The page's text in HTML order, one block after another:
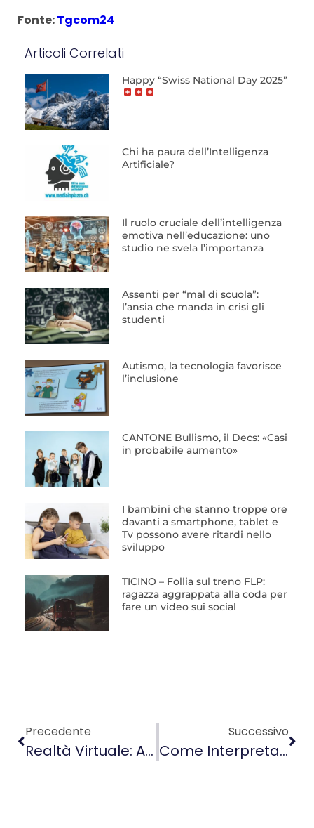
Fonte:Tgcom24
Articoli Correlati
Happy “Swiss National Day 2025”
Chi ha paura dell’Intelligenza
Artificiale?
Il ruolo cruciale dell’intelligenza
emotiva nell’educazione: uno
studio ne svela l’importanza
Assenti per “mal di scuola”:
l’ansia che manda in crisi gli
studenti
Autismo, la tecnologia favorisce
l’inclusione
CANTONE Bullismo, il Decs: «Casi
in probabile aumento»
I bambini che stanno troppe ore
davanti a smartphone, tablet e
Tv possono avere ritardi nello
sviluppo
TICINO – Follia sul treno FLP:
ragazza aggrappata alla coda per
fare un video sui social
Precedente
Realtà Virtuale: Allenamento Per Il Cervello?
Successivo
Come Interpretare Il Disegno Dei Bambini